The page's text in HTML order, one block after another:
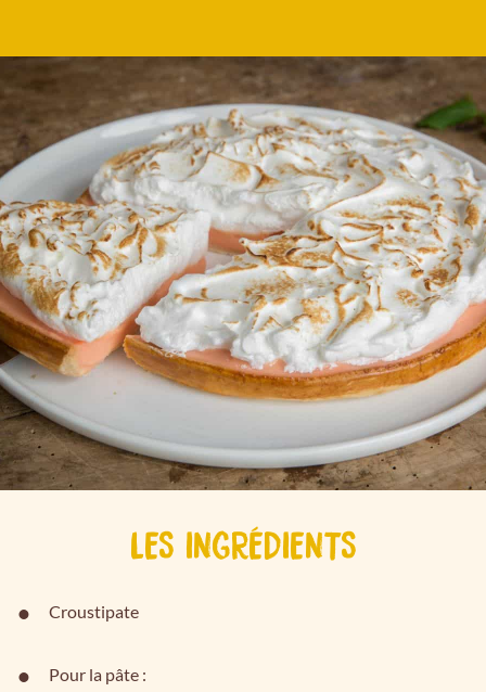
LES INGRÉDIENTS
Croustipate
Pour la pâte :